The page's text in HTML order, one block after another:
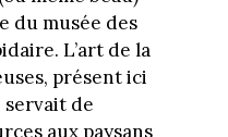
du musée des
L’art de la
présent ici
servait de
aux paysans